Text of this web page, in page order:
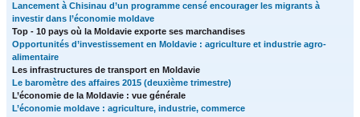
Lancement à Chisinau d’un programme censé encourager les migrants à
investir dans l’économie moldave
Top - 10 pays où la Moldavie exporte ses marchandises
Opportunités d’investissement en Moldavie : agriculture et industrie agro-
alimentaire
Les infrastructures de transport en Moldavie
Le baromètre des affaires 2015 (deuxième trimestre)
L’économie de la Moldavie : vue générale
L’économie moldave : agriculture, industrie, commerce